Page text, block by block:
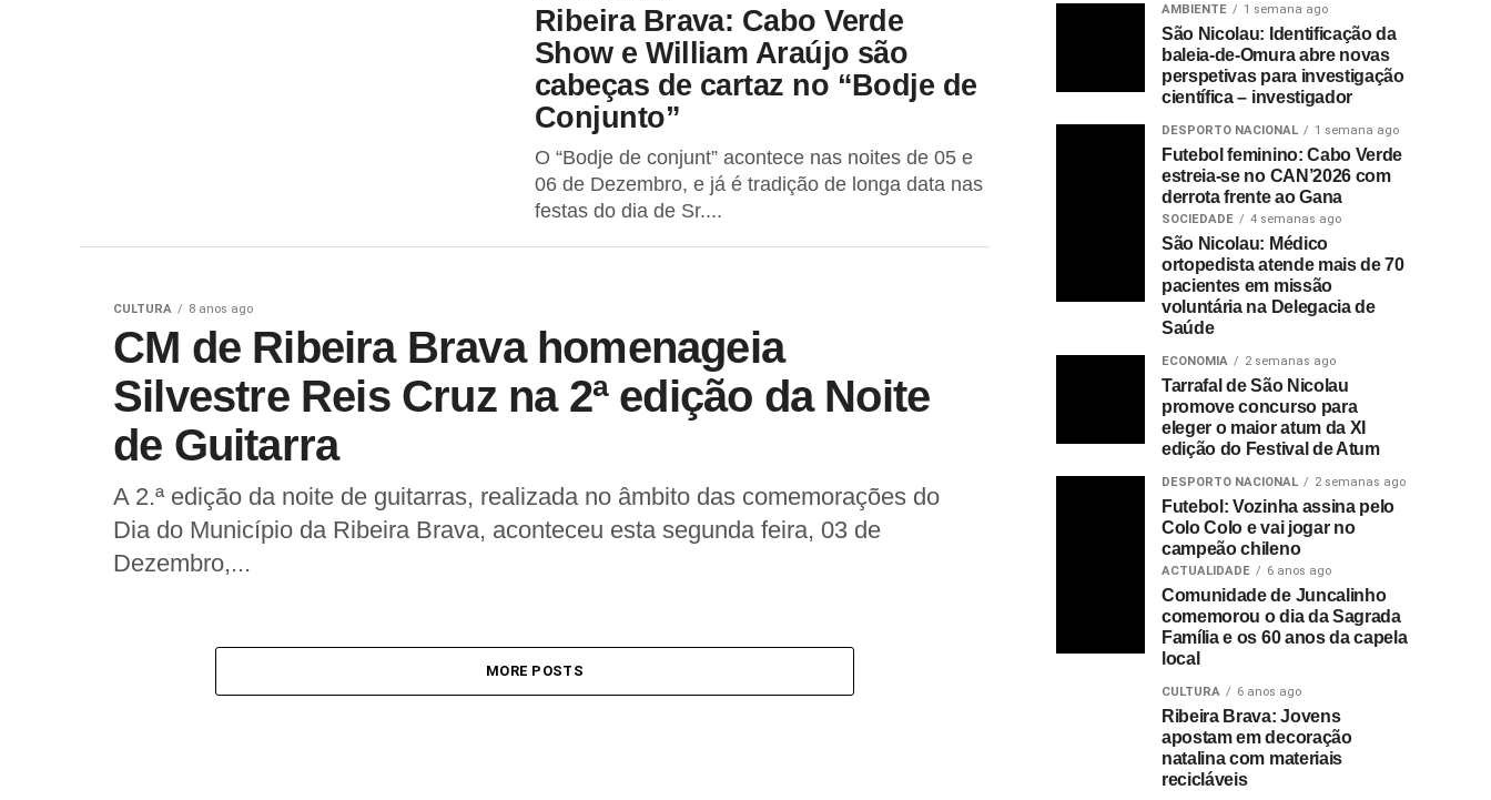
Ribeira Brava: Cabo Verde
Show e William Araújo são
cabeças de cartaz no “Bodje de
Conjunto”
O “Bodje de conjunt” acontece nas noites de 05 e
06 de Dezembro, e já é tradição de longa data nas
festas do dia de Sr....
CULTURA 8 anos ago
CM de Ribeira Brava homenageia
Silvestre Reis Cruz na 2ª edição da Noite
de Guitarra
A 2.ª edição da noite de guitarras, realizada no âmbito das comemorações do
Dia do Município da Ribeira Brava, aconteceu esta segunda feira, 03 de
Dezembro,...
MORE POSTS
AMBIENTE 1 semana ago
São Nicolau: Identificação da
baleia-de-Omura abre novas
perspetivas para investigação
científica – investigador
DESPORTO NACIONAL 1 semana ago
Futebol feminino: Cabo Verde
estreia-se no CAN’2026 com
derrota frente ao Gana
SOCIEDADE 4 semanas ago
São Nicolau: Médico
ortopedista atende mais de 70
pacientes em missão
voluntária na Delegacia de
Saúde
ECONOMIA 2 semanas ago
Tarrafal de São Nicolau
promove concurso para
eleger o maior atum da XI
edição do Festival de Atum
DESPORTO NACIONAL 2 semanas ago
Futebol: Vozinha assina pelo
Colo Colo e vai jogar no
campeão chileno
ACTUALIDADE 6 anos ago
Comunidade de Juncalinho
comemorou o dia da Sagrada
Família e os 60 anos da capela
local
CULTURA 6 anos ago
Ribeira Brava: Jovens
apostam em decoração
natalina com materiais
recicláveis